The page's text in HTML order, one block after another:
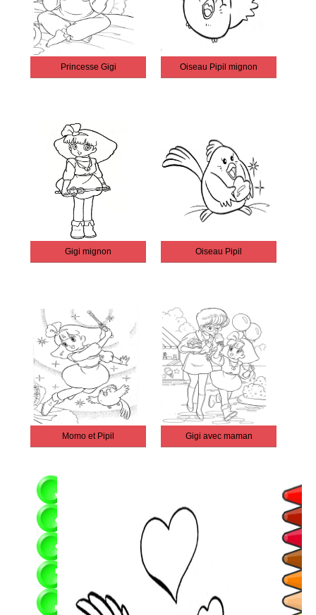
Princesse Gigi Oiseau Pipil mignon
Gigi mignon Oiseau Pipil
Momo et Pipil Gigi avec maman